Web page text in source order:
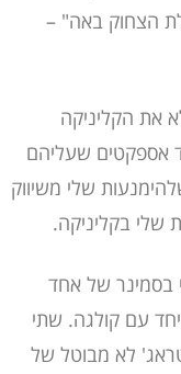
הצחוק באה" –
את הקליניקה
אספקטים שעליהם
שלי משיווק
שלי בקליניקה.
בסמינר של אחד
עם קולגה. שתי
לא מבוטל של